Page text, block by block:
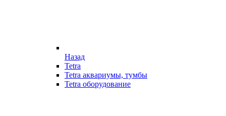
Назад
Tetra
Tetra аквариумы, тумбы
Tetra оборудование